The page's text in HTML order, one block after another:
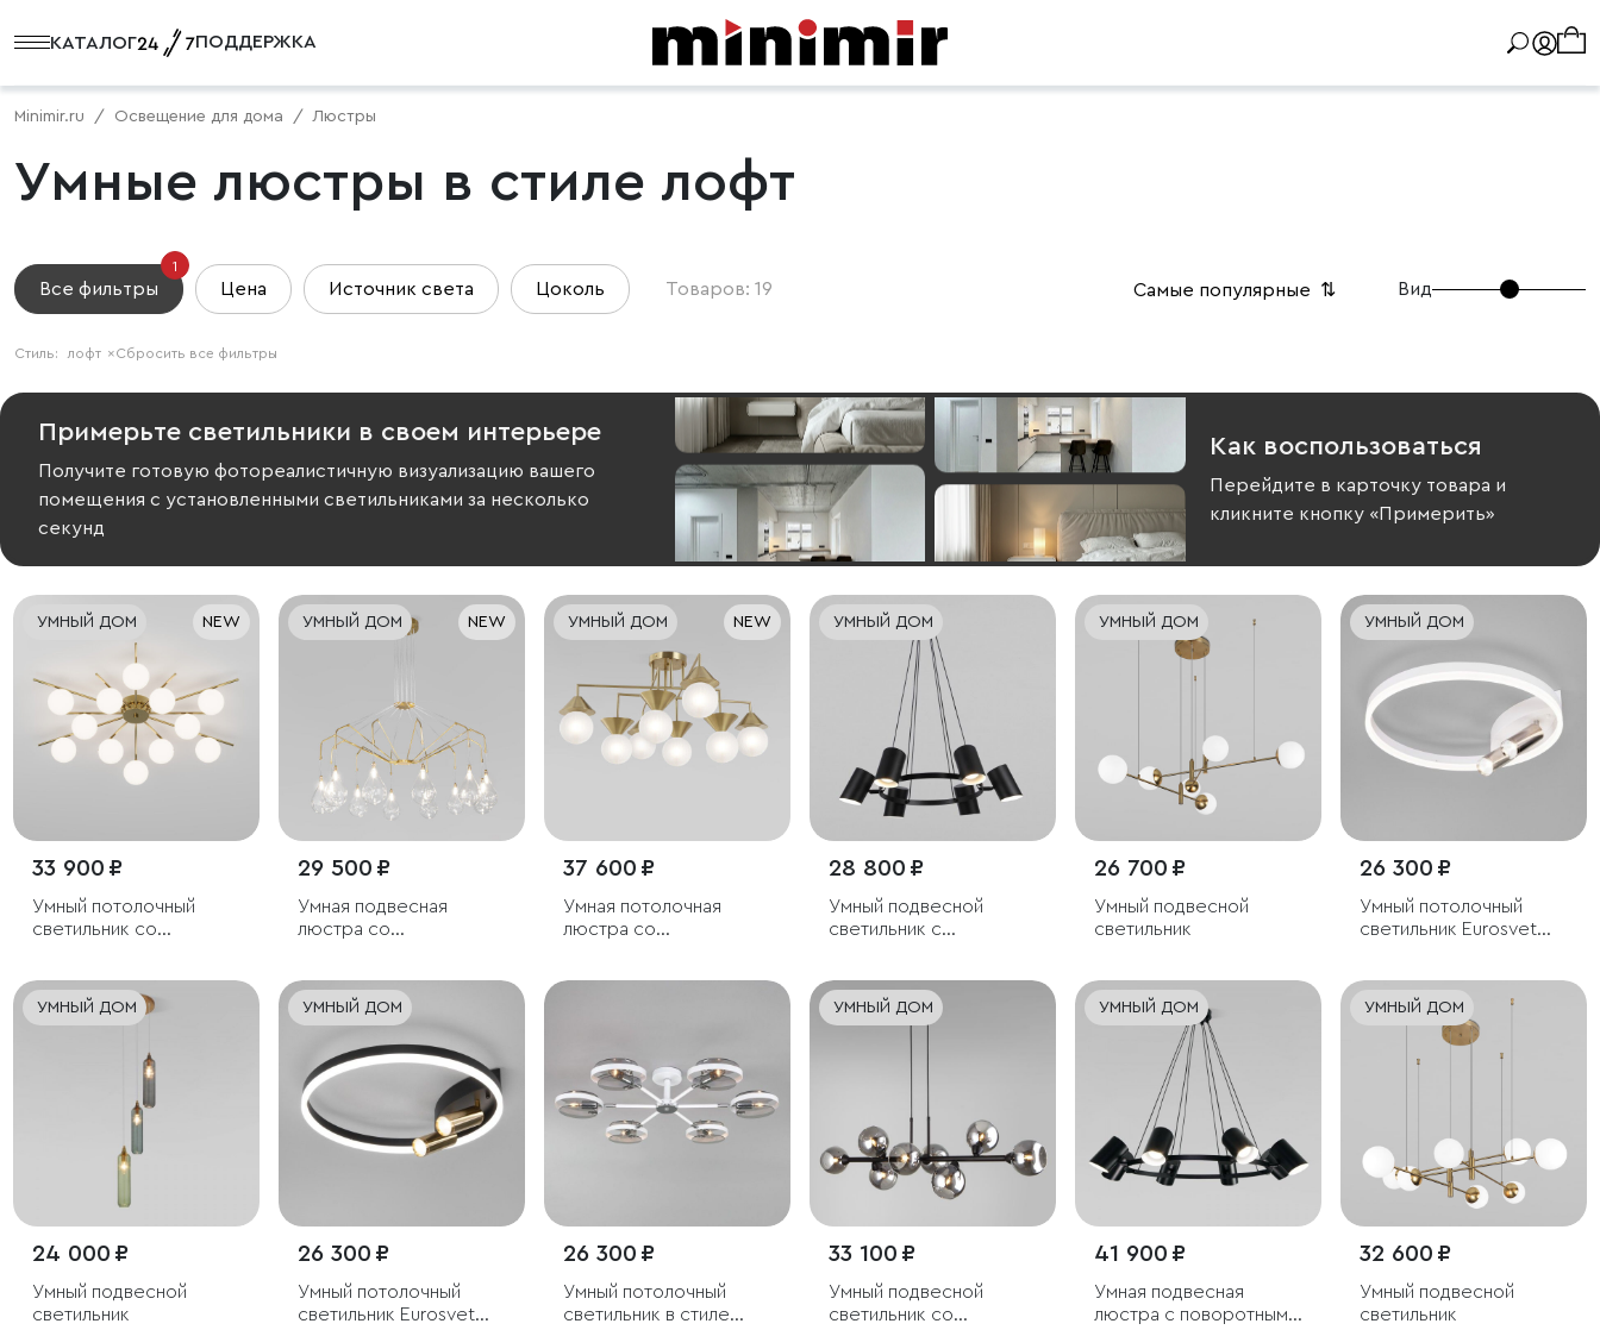
КАТАЛОГ ПОДДЕРЖКА
Minimir.ru Освещение для дома Люстры
Умные люстры в стиле лофт
Все фильтры
1
Цена Источник света Цоколь Товаров: 19 Самые популярные ⇅ Вид
Сбросить все фильтры
Стиль: лофт ×
Примерьте светильники в своем интерьере
Получите готовую фотореалистичную визуализацию вашего
помещения с установленными светильниками за несколько
секунд
Как воспользоваться
Перейдите в карточку товара и
кликните кнопку «Примерить»
УМНЫЙ ДОМ NEW
33 900 ₽
Умный потолочный
светильник со
лампочку G9
УМНЫЙ ДОМ NEW
29 500 ₽
Умная подвесная
люстра со
УМНЫЙ ДОМ NEW
37 600 ₽
Умная потолочная
люстра со
УМНЫЙ ДОМ
28 800 ₽
Умный подвесной
светильник с
УМНЫЙ ДОМ
26 700 ₽
Умный подвесной
светильник
УМНЫЙ ДОМ
26 300 ₽
Умный потолочный
светильник Eurosvet
УМНЫЙ ДОМ
24 000 ₽
Умный подвесной
светильник
УМНЫЙ ДОМ
26 300 ₽
Умный потолочный
светильник Eurosvet
26 300 ₽
Умный потолочный
светильник в стиле
УМНЫЙ ДОМ
33 100 ₽
Умный подвесной
светильник со
УМНЫЙ ДОМ
41 900 ₽
Умная подвесная
люстра с поворотным
УМНЫЙ ДОМ
32 600 ₽
Умный подвесной
светильник